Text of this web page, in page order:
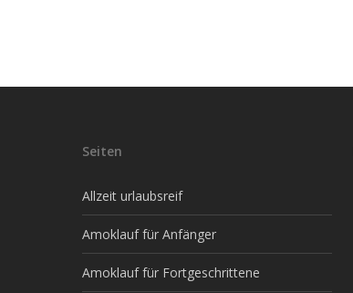
Seiten
Allzeit urlaubsreif
Amoklauf für Anfänger
Amoklauf für Fortgeschrittene